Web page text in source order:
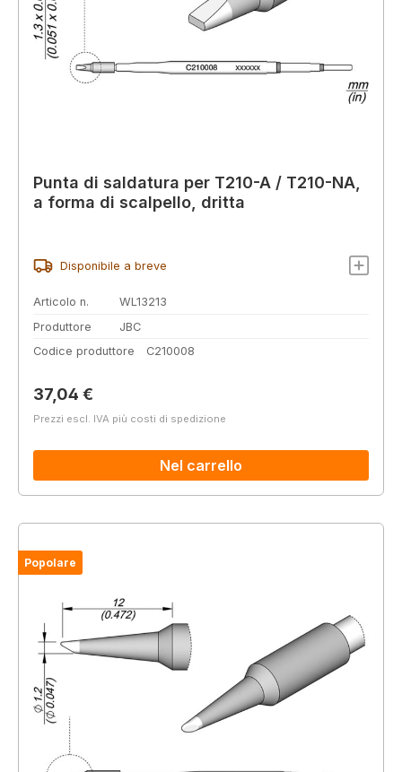
Punta di saldatura per T210-A / T210-NA,
a forma di scalpello, dritta
Disponibile a breve
Articolo n.
WL13213
Produttore
JBC
Codice produttore
C210008
Prezzo normale:
37,04 €
Prezzi escl. IVA più costi di spedizione
Nel carrello
Popolare